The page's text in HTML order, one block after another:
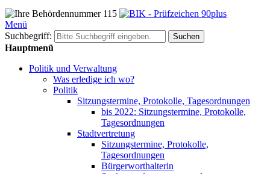
Menü
Suchbegriff:
Suchen
Hauptmenü
Politik und Verwaltung
Was erledige ich wo?
Politik
Sitzungstermine, Protokolle, Tagesordnungen
bis 2022: Sitzungstermine, Protokolle,
Tagesordnungen
Stadtvertretung
Sitzungstermine, Protokolle,
Tagesordnungen
Bürgerworthalterin